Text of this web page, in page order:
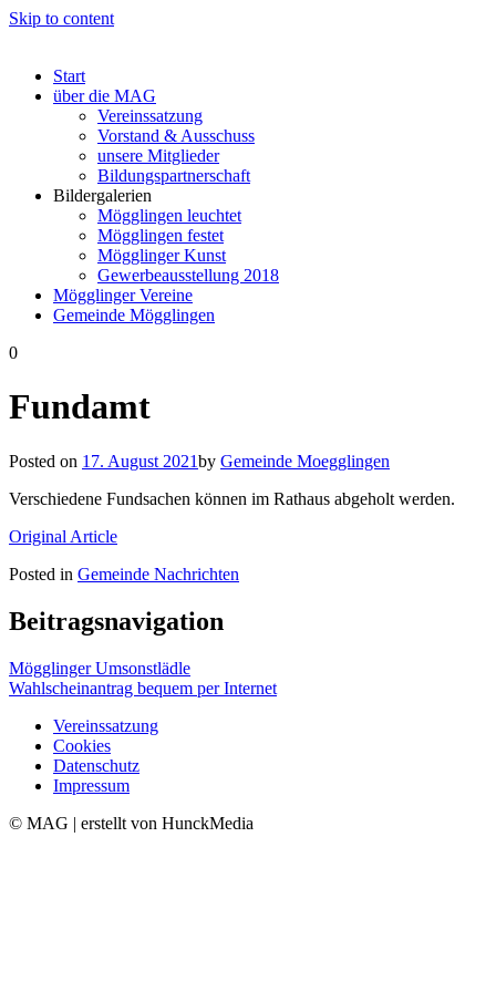
Skip to content
Start
über die MAG
Vereinssatzung
Vorstand & Ausschuss
unsere Mitglieder
Bildungspartnerschaft
Bildergalerien
Mögglingen leuchtet
Mögglingen festet
Mögglinger Kunst
Gewerbeausstellung 2018
Mögglinger Vereine
Gemeinde Mögglingen
0
Fundamt
Posted on 17. August 2021by Gemeinde Moegglingen
Verschiedene Fundsachen können im Rathaus abgeholt werden.
Original Article
Posted in Gemeinde Nachrichten
Beitragsnavigation
Mögglinger Umsonstlädle
Wahlscheinantrag bequem per Internet
Vereinssatzung
Cookies
Datenschutz
Impressum
© MAG | erstellt von HunckMedia